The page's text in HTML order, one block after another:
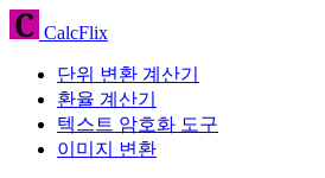
CalcFlix
단위 변환 계산기
환율 계산기
텍스트 암호화 도구
이미지 변환